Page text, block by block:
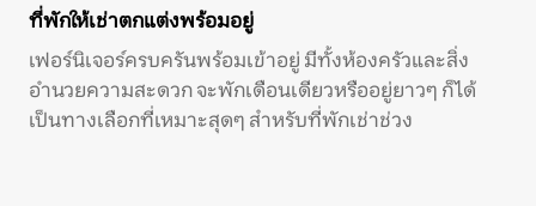
ที่พักให้เช่าตกแต่งพร้อมอยู่
เฟอร์นิเจอร์ครบครันพร้อมเข้าอยู่ มีทั้งห้องครัวและสิ่ง
อำนวยความสะดวก จะพักเดือนเดียวหรืออยู่ยาวๆ ก็ได้
เป็นทางเลือกที่เหมาะสุดๆ สำหรับที่พักเช่าช่วง